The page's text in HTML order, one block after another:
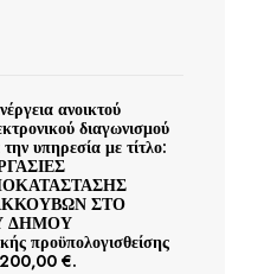
ανοικτού
διαγωνισμού
την υπηρεσία με τίτλο:
ΣΤΟ
ΔΗΜΟΥ
προϋπολογισθείσης
€.